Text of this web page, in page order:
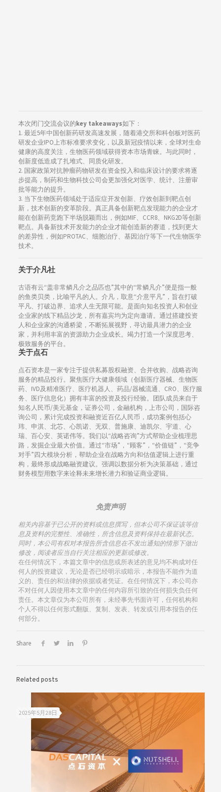
本次闭门交流会议的key takeaways如下：
1. 最近5年中国创新药研发高速发展，随着港交所和科创板对医药
研发企业IPO上市标准要求变化，以及新冠疫情以来，全球对生命
健康的高度关注，生物医药领域获得资本市场青睐。与此同时，
创新度低造成了扎堆式、同质化研发。
2. 国家政策对抗肿瘤药物研发在资金投入和临床设计的要求将逐
步提高，制药和生物科技公司会更加强化对医学、统计、注册审
批等能力的提升。
3. 当下生物医药领域处于适应症开发创新、疗效创新到靶点创
新，技术创新的变革阶段。真正具备创新靶点发现能力的企业才
能在创新药竞跑下半场脱颖而出，例如MIF、CCR8、NKG2D等创新
靶点。具备新技术开发能力的企业才能创造新的赛道，找到更大
的差异性，例如PROTAC、细胞治疗、基因治疗等下一代生物医学
技术。
关于介凡社
古语有云“盖非常鳞凡介之品匹也”其中的“常鳞凡介”便是指一般
的鱼类贝类，比喻平凡的人。介凡，取意“介意平凡”，旨在打破
平凡、打破边界、追求人生无限可能。是面向知名投资人和创业
企业家的线下精品沙龙，所有嘉宾均为定向邀请。通过搭建投资
人和企业家的沟通桥梁，不断拓展视野，寻访最具潜力的企业
家，并利用丰富的资源助力企业成长。竭力打造一个深度思考、
极致服务的平台。
关于点石
点石资本是一家专注于提供私募股权融资、合并收购、战略咨询
服务的精品投行。聚焦医疗大健康领域（创新医疗器械、生物医
药、IVD及精准医疗、医疗机器人、药品/器械流通、CRO、医疗服
务、医疗信息化）拥有丰富的投资及投行经验。团队成员来自于
知名人民币/美元基金，证券公司，金融机构，上市公司，国际咨
询公司，累计完成投资和融资近百亿人民币，成功案例包括心
玮、申淇、北芯、心凯诺、无双、普施康、迪凯尔、宇道、心
瑞、百心安、英诺伟等。我们以“战略咨询”方式帮助企业梳理思
路，发掘企业最大价值。通过“市场”，“顾客”，“价值链”，“竞争
对手”四大模块分析，帮助企业在战略方向和估值逻辑上进行重
构，最终形成战略融资建议。强调以数据分析为决策基础，通过
财务模型用数字来诠释未来增长潜力和验证商业逻辑。
免责声明
相关内容基于已公开的资料或信息撰写，但本公司不保证该等信
息及资料的完整性、准确性，所含信息及资料保持在最新状态。
同时，本公司有权对本报告所含信息在不发出通知的情形下做出
修改，阅读者应当自行关注相应的更新或修改。
在任何情况下，本篇文章中的信息或所表述的意见均不构成对任
何人的投资建议，无论是否已经明示或暗示，本报告不能作为道
义的、责任的和法律的依据或者凭证。在任何情况下，本公司亦
不对任何人因使用本文章中的任何内容所引致的任何损失负任何
责任。本文章仅为本公司所有，未经事先书面许可，任何机构和
个人不得以任何形式翻版、复制、发表、转发或引用本报告的任
何部分。
Share
Related posts
2025年5月28日